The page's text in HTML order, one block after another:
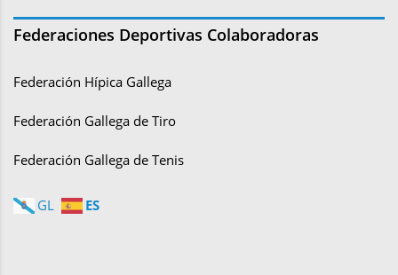
Federaciones Deportivas Colaboradoras
Federación Hípica Gallega
Federación Gallega de Tiro
Federación Gallega de Tenis
GL ES